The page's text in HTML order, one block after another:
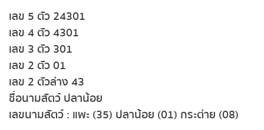
ถ่ายทอดสดหวยไต้หวัน
ถ่ายทอดสดหวยกัมพูชา GD
หวยหุ้นสด
หวยหุ้นไทย เย็น
เลข 5 ตัว 24301
เลข 4 ตัว 4301
เลข 3 ตัว 301
เลข 2 ตัว 01
เลข 2 ตัวล่าง 43
ชื่อนามสัตว์ ปลาน้อย
เลขนามสัตว์ : แพะ (35) ปลาน้อย (01) กระต่าย (08)